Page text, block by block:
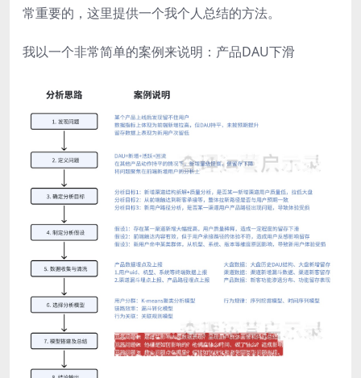
常重要的，这里提供一个我个人总结的方法。
我以一个非常简单的案例来说明：产品DAU下滑